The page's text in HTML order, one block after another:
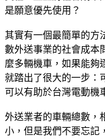
是願意優先使用？
其實有一個最簡單的方
數外送事業的社會成本
麼多輛機車，如果能夠
就踏出了很大的一步：
可以有助於台灣電動機
外送業者的車輛總數，
小，但是我們不要忘記